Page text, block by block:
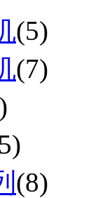
(5)
(7)
)
5)
(8)